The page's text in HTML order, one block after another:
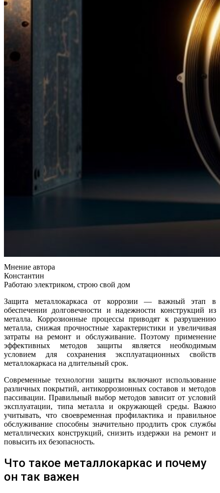
Мнение автора
Константин
Работаю электриком, строю свой дом
Защита металлокаркаса от коррозии — важный этап в
обеспечении долговечности и надежности конструкций из
металла. Коррозионные процессы приводят к разрушению
металла, снижая прочностные характеристики и увеличивая
затраты на ремонт и обслуживание. Поэтому применение
эффективных методов защиты является необходимым
условием для сохранения эксплуатационных свойств
металлокаркаса на длительный срок.
Современные технологии защиты включают использование
различных покрытий, антикоррозионных составов и методов
пассивации. Правильный выбор методов зависит от условий
эксплуатации, типа металла и окружающей среды. Важно
учитывать, что своевременная профилактика и правильное
обслуживание способны значительно продлить срок службы
металлических конструкций, снизить издержки на ремонт и
повысить их безопасность.
Что такое металлокаркас и почему
он так важен